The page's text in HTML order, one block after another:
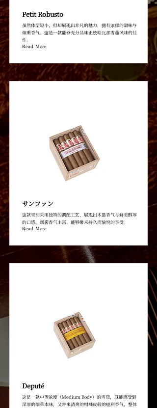
Petit Robusto
虽然体型短小，但却展现出非凡的魅力，拥有浓郁的甜味与
烟熏香气。这是一款能够充分品味正统哈瓦那雪茄风味的佳
作。
Read More
サンファン
这款雪茄采用独特的调配工艺，展现出木质香气与鲜美醇厚
的口感。烟雾香气丰富，能够带来持久而愉悦的享受。
Read More
Deputé
这是一款中等浓度（Medium Body）的雪茄，既能感受到
深厚的烟草本味，又带来清爽的柑橘皮般的锐利香气，整体